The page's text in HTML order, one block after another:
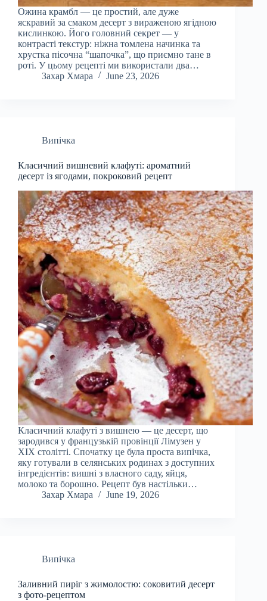
Ожина крамбл — це простий, але дуже
яскравий за смаком десерт з вираженою ягідною
кислинкою. Його головний секрет — у
контрасті текстур: ніжна томлена начинка та
хрустка пісочна “шапочка”, що приємно тане в
роті. У цьому рецепті ми використали два…
Захар Хмара
June 23, 2026
Випічка
Класичний вишневий клафуті: ароматний
десерт із ягодами, покроковий рецепт
Класичний клафуті з вишнею — це десерт, що
зародився у французькій провінції Лімузен у
XIX столітті. Спочатку це була проста випічка,
яку готували в селянських родинах з доступних
інгредієнтів: вишні з власного саду, яйця,
молоко та борошно. Рецепт був настільки…
Захар Хмара
June 19, 2026
Випічка
Заливний пиріг з жимолостю: соковитий десерт
з фото-рецептом